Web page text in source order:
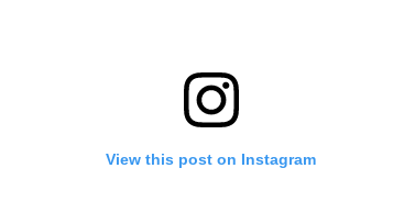
View this post on Instagram